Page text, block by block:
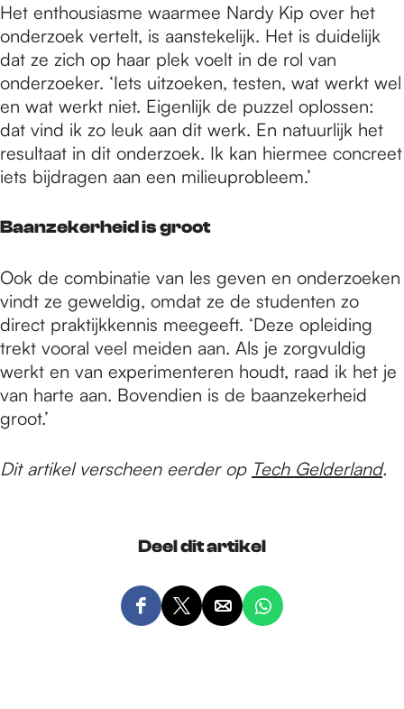
Het enthousiasme waarmee Nardy Kip over het
onderzoek vertelt, is aanstekelijk. Het is duidelijk
dat ze zich op haar plek voelt in de rol van
onderzoeker. ‘Iets uitzoeken, testen, wat werkt wel
en wat werkt niet. Eigenlijk de puzzel oplossen:
dat vind ik zo leuk aan dit werk. En natuurlijk het
resultaat in dit onderzoek. Ik kan hiermee concreet
iets bijdragen aan een milieuprobleem.’
Baanzekerheid is groot
Ook de combinatie van les geven en onderzoeken
vindt ze geweldig, omdat ze de studenten zo
direct praktijkkennis meegeeft. ‘Deze opleiding
trekt vooral veel meiden aan. Als je zorgvuldig
werkt en van experimenteren houdt, raad ik het je
van harte aan. Bovendien is de baanzekerheid
groot.’
Dit artikel verscheen eerder op Tech Gelderland.
Deel dit artikel
D
D
D
D